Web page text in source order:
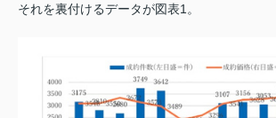
それを裏付けるデータが図表1。